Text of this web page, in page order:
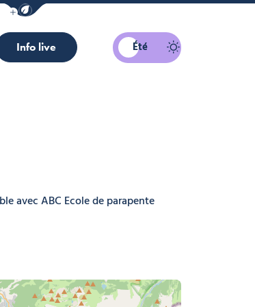
Afficher la barre de navigation du mode éco
Info live Été
avec ABC Ecole de parapente